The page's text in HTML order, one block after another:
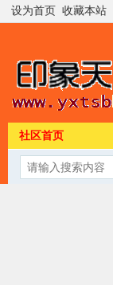
设为首页 收藏本站
社区首页